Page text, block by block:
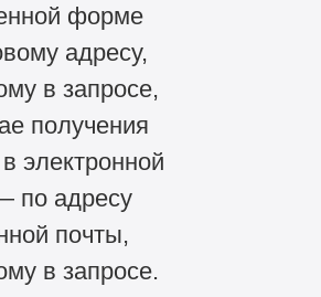
форме
адресу,
в запросе,
получения
электронной
по адресу
почты,
в запросе.